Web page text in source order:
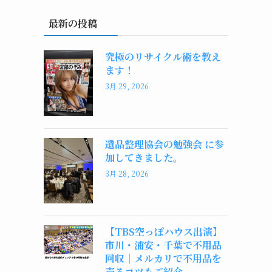
最新の投稿
究極のリサイクル術を教え
ます！
3月 29, 2026
遺品整理協会の勉強会 に参
加してきました。
3月 28, 2026
【TBS空っぽハウス出演】
市川・浦安・千葉で不用品
回収｜メルカリで不用品を